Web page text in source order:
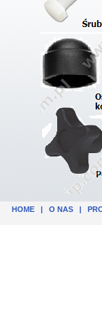
HOME| O NAS|